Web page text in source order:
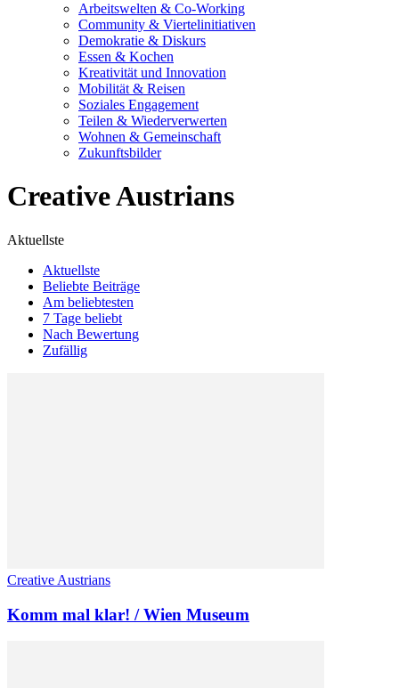
Arbeitswelten & Co-Working
Community & Viertelinitiativen
Demokratie & Diskurs
Essen & Kochen
Kreativität und Innovation
Mobilität & Reisen
Soziales Engagement
Teilen & Wiederverwerten
Wohnen & Gemeinschaft
Zukunftsbilder
Creative Austrians
Aktuellste
Aktuellste
Beliebte Beiträge
Am beliebtesten
7 Tage beliebt
Nach Bewertung
Zufällig
Creative Austrians
Komm mal klar! / Wien Museum